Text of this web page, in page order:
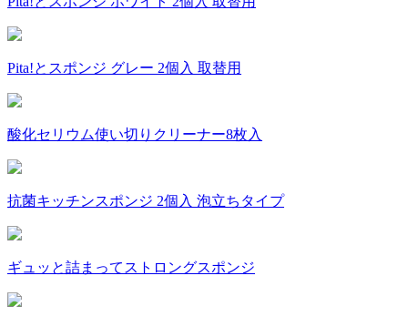
Pita!とスポンジ グレー 2個入 取替用
酸化セリウム使い切りクリーナー8枚入
抗菌キッチンスポンジ 2個入 泡立ちタイプ
ギュッと詰まってストロングスポンジ